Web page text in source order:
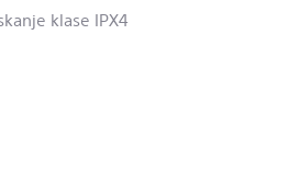
klase IPX4